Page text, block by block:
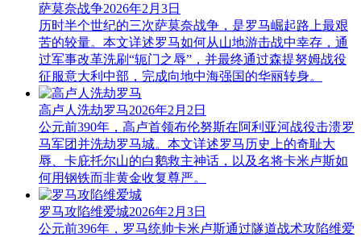
萨莫奈战争2026年2月3日
历时半个世纪的三次萨莫奈战争，是罗马崛起路上最艰
苦的较量。本文详述罗马如何从山地游击战中幸存，通
过军事改革洗刷“轭门之辱”，并最终通过森提努姆战役
征服意大利中部，完成向地中海强国的华丽转身。
高卢人洗劫罗马2026年2月2日
公元前390年，高卢首领布伦努斯在阿利亚河战役击溃罗
马军团并洗劫罗马城。本文详述罗马历史上的奇耻大
辱、卡庇托尔山的白鹅救主神话，以及名将卡米卢斯如
何用钢铁而非黄金收复尊严。
罗马攻陷维爱城2026年2月3日
公元前396年，罗马统帅卡米卢斯通过隧道战术攻陷维爱